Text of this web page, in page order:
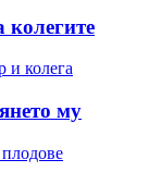
колегите
и колега
му